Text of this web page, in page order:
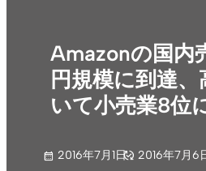
Amazonの国内
円規模に到達
いて小売業8位
2016年7月1日 2016年7月6